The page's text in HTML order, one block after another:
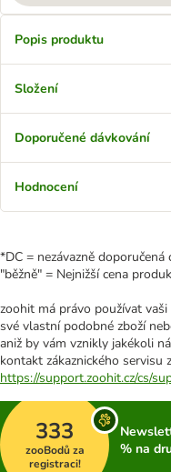
Popis produktu
Složení
Doporučené dávkování
Hodnocení
*DC = nezávazně doporučená
"běžně" = Nejnižší cena
zoohit má právo používat
své vlastní podobné zboží
aniž by vám vznikly jakékoli
kontakt zákaznického servisu
https://support.zoohit.cz/cs/
333
zooBodů za
registraci!
% na